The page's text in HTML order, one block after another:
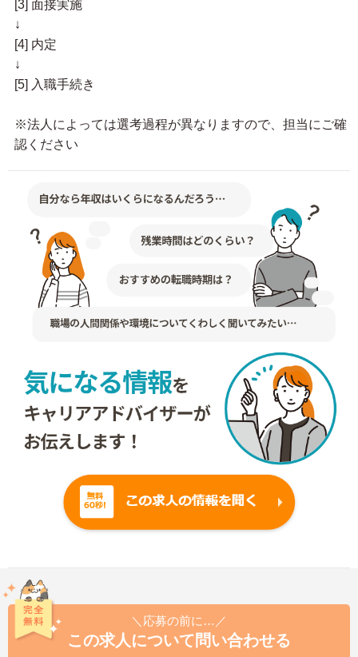
[3] 面接実施
↓
[4] 内定
↓
[5] 入職手続き
※法人によっては選考過程が異なりますので、担当にご確
認ください
＼応募の前に…／
この求人について問い合わせる